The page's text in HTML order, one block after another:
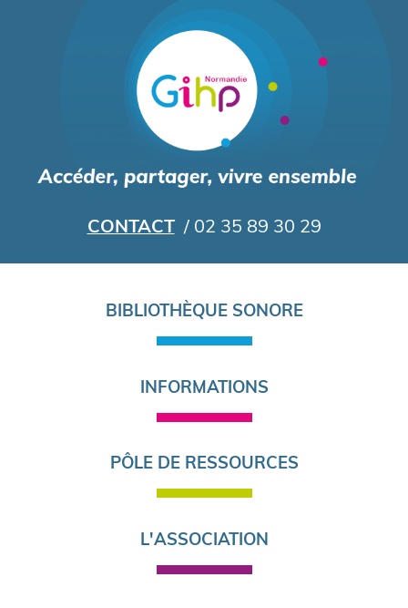
au
contenu
principal
CONTACT / 02 35 89 30 29
BIBLIOTHÈQUE SONORE
INFORMATIONS
PÔLE DE RESSOURCES
L'ASSOCIATION